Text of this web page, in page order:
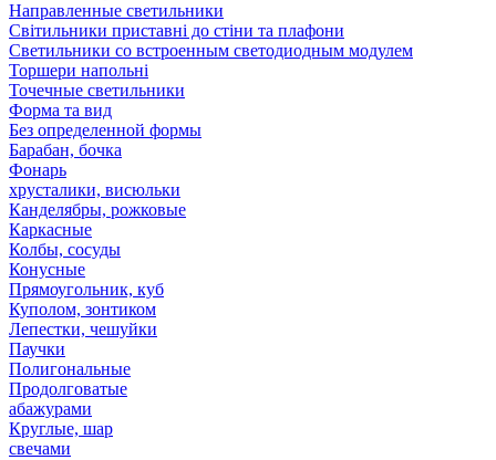
Направленные светильники
Світильники приставні до стіни та плафони
Светильники со встроенным светодиодным модулем
Торшери напольні
Точечные светильники
Форма та вид
Без определенной формы
Барабан, бочка
Фонарь
хрусталики, висюльки
Канделябры, рожковые
Каркасные
Колбы, сосуды
Конусные
Прямоугольник, куб
Куполом, зонтиком
Лепестки, чешуйки
Паучки
Полигональные
Продолговатые
абажурами
Круглые, шар
свечами